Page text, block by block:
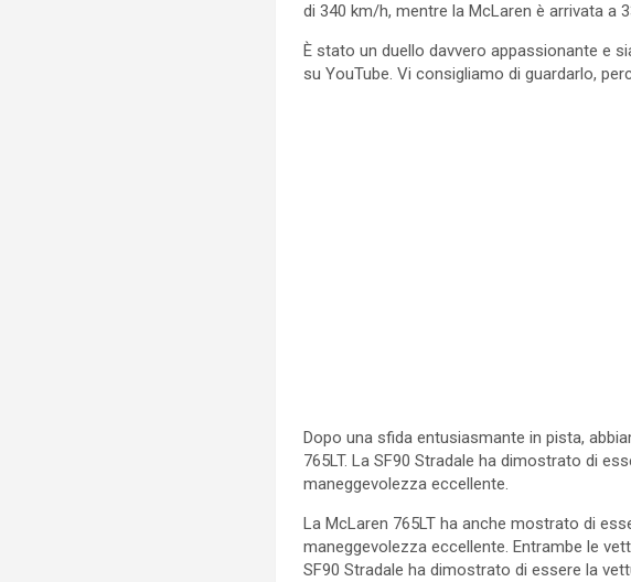
di 340 km/h, mentre la McLaren è arrivata a
È stato un duello davvero appassionante e
su YouTube. Vi consigliamo di guardarlo,
Dopo una sfida entusiasmante in pista,
765LT. La SF90 Stradale ha dimostrato di
maneggevolezza eccellente.
La McLaren 765LT ha anche mostrato di
maneggevolezza eccellente. Entrambe le
SF90 Stradale ha dimostrato di essere la